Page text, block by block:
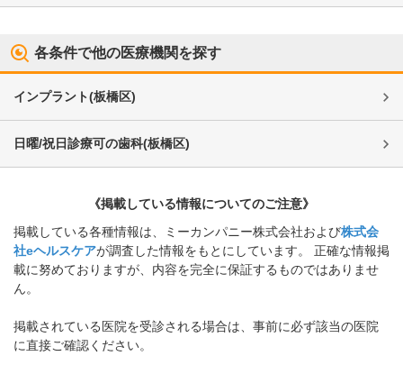
各条件で他の医療機関を探す
インプラント(板橋区)
日曜/祝日診療可の歯科(板橋区)
《掲載している情報についてのご注意》
掲載している各種情報は、ミーカンパニー株式会社および株式会
社eヘルスケアが調査した情報をもとにしています。 正確な情報掲
載に努めておりますが、内容を完全に保証するものではありませ
ん。
掲載されている医院を受診される場合は、事前に必ず該当の医院
に直接ご確認ください。